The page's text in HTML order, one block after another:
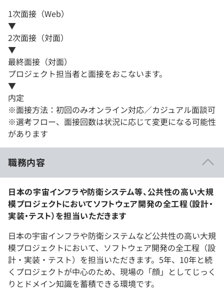
1次面接（Web）
▼
2次面接（対面）
▼
最終面接（対面）
プロジェクト担当者と面接をおこないます。
▼
内定
※面接方法：初回のみオンライン対応／カジュアル面談可
※選考フロー、面接回数は状況に応じて変更になる可能性
があります
職務内容
日本の宇宙インフラや防衛システム等、公共性の高い大規
模プロジェクトにおいてソフトウェア開発の全工程（設計・
実装・テスト）を担当いただきます
日本の宇宙インフラや防衛システムなど公共性の高い大規
模プロジェクトにおいて、ソフトウェア開発の全工程（設
計・実装・テスト）を担当いただきます。5年、10年と続
くプロジェクトが中心のため、現場の「顔」としてじっく
りとドメイン知識を蓄積できる環境です。